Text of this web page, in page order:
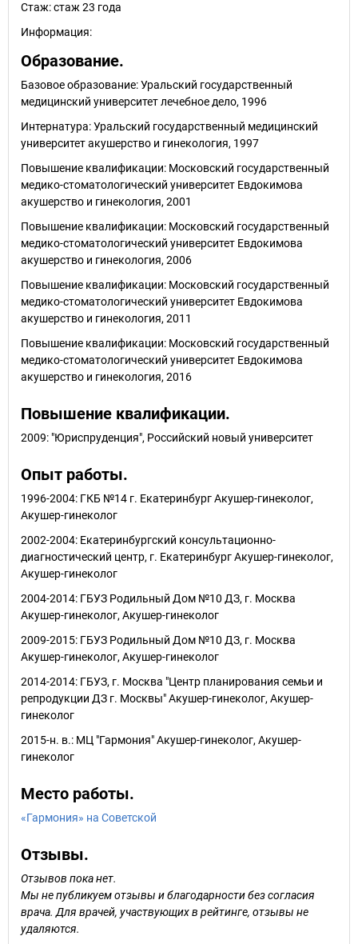
Стаж:стаж 23 года
Информация:
Образование.
Базовое образование: Уральский государственный
медицинский университет лечебное дело, 1996
Интернатура: Уральский государственный медицинский
университет акушерство и гинекология, 1997
Повышение квалификации: Московский государственный
медико-стоматологический университет Евдокимова
акушерство и гинекология, 2001
Повышение квалификации: Московский государственный
медико-стоматологический университет Евдокимова
акушерство и гинекология, 2006
Повышение квалификации: Московский государственный
медико-стоматологический университет Евдокимова
акушерство и гинекология, 2011
Повышение квалификации: Московский государственный
медико-стоматологический университет Евдокимова
акушерство и гинекология, 2016
Повышение квалификации.
2009: "Юриспруденция", Российский новый университет
Опыт работы.
1996-2004: ГКБ №14 г. Екатеринбург Акушер-гинеколог,
Акушер-гинеколог
2002-2004: Екатеринбургский консультационно-
диагностический центр, г. Екатеринбург Акушер-гинеколог,
Акушер-гинеколог
2004-2014: ГБУЗ Родильный Дом №10 ДЗ, г. Москва
Акушер-гинеколог, Акушер-гинеколог
2009-2015: ГБУЗ Родильный Дом №10 ДЗ, г. Москва
Акушер-гинеколог, Акушер-гинеколог
2014-2014: ГБУЗ, г. Москва "Центр планирования семьи и
репродукции ДЗ г. Москвы" Акушер-гинеколог, Акушер-
гинеколог
2015-н. в.: МЦ "Гармония" Акушер-гинеколог, Акушер-
гинеколог
Место работы.
«Гармония» на Советской
Отзывы.
Отзывов пока нет.
Мы не публикуем отзывы и благодарности без согласия
врача. Для врачей, участвующих в рейтинге, отзывы не
удаляются.